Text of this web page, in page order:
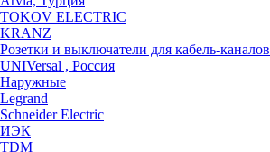
TOKOV ELECTRIC
KRANZ
Розетки и выключатели для кабель-каналов
UNIVersal , Россия
Наружные
Legrand
Schneider Electric
ИЭК
TDM